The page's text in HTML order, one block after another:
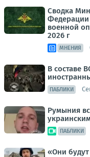
Сводка
Федерации
военной
2026 г
МНЕНИЯ
В составе
ПАБЛИКИ
Румыния
ПАБЛИКИ
«Они